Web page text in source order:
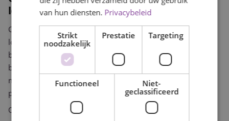
locatie in Oisterwijk
Catering voor bedrijfsfeesten verzorgen wij op vrijwel elke
locatie in Oisterwijk en omgeving, van uw eigen
bedrijfspand tot een gehuurde evenementenhal of een
buitenterrein. Wij brengen de complete keuken, het
materiaal en het personeel mee, zodat uw locatie geen
professionele faciliteiten hoeft te hebben.
Onze ervaring met uiteenlopende locaties betekent dat wij
van hun diensten. Privacybeleid
Strikt
noodzakelijk
Prestatie Targeting
Functioneel
Niet-
geclassificeerd